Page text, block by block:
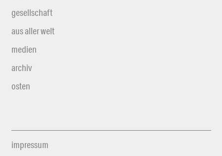
gesellschaft
aus aller welt
medien
archiv
osten
impressum